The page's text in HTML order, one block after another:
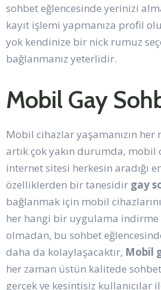
sohbet eğlencesinde yerinizi
kayıt işlemi yapmanıza profil
yok kendinize bir nick rumuz
bağlanmanız yeterlidir.
Mobil Gay
Mobil cihazlar yaşamanızın her
artık çok yakın durumda,
internet sitesi herkesin aradığı
özelliklerden bir tanesidir gay
bağlanmak için mobil
her hangi bir uygulama indirme
olmadan, bu sohbet
daha da kolaylaşacaktır, Mobil
her zaman üstün kalitede
gerçek ve kesintisiz kullanıcılar